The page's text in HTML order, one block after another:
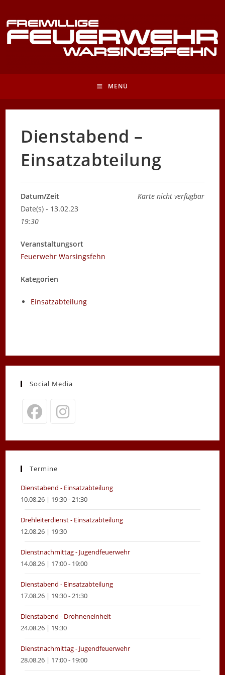
Inhalt
springen
MENÜ
Dienstabend –
Einsatzabteilung
Karte nicht verfügbar
Datum/Zeit
Date(s) - 13.02.23
19:30
Veranstaltungsort
Feuerwehr Warsingsfehn
Kategorien
Einsatzabteilung
Social Media
in
new
in
new
Termine
Dienstabend - Einsatzabteilung
10.08.26 | 19:30 - 21:30
Drehleiterdienst - Einsatzabteilung
12.08.26 | 19:30
Dienstnachmittag - Jugendfeuerwehr
14.08.26 | 17:00 - 19:00
Dienstabend - Einsatzabteilung
17.08.26 | 19:30 - 21:30
Dienstabend - Drohneneinheit
24.08.26 | 19:30
Dienstnachmittag - Jugendfeuerwehr
28.08.26 | 17:00 - 19:00